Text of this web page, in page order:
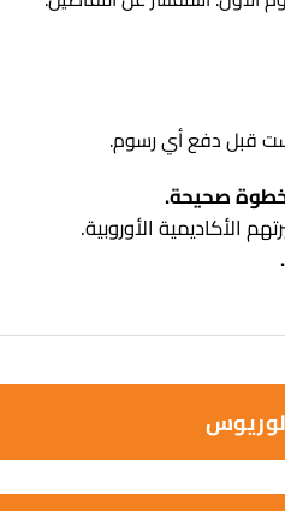
قبل دفع أي رسوم.
صحيحة.